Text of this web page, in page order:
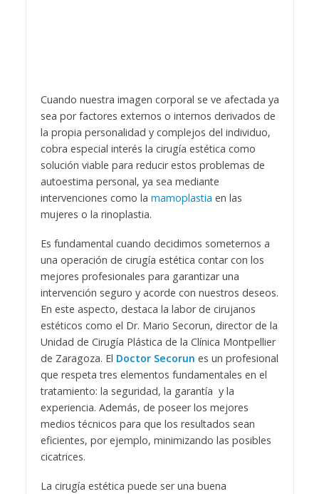
Cuando nuestra imagen corporal se ve afectada ya
sea por factores externos o internos derivados de
la propia personalidad y complejos del individuo,
cobra especial interés la cirugía estética como
solución viable para reducir estos problemas de
autoestima personal, ya sea mediante
intervenciones como la mamoplastia en las
mujeres o la rinoplastia.
Es fundamental cuando decidimos someternos a
una operación de cirugía estética contar con los
mejores profesionales para garantizar una
intervención seguro y acorde con nuestros deseos.
En este aspecto, destaca la labor de cirujanos
estéticos como el Dr. Mario Secorun, director de la
Unidad de Cirugía Plástica de la Clínica Montpellier
de Zaragoza. El Doctor Secorun es un profesional
que respeta tres elementos fundamentales en el
tratamiento: la seguridad, la garantía y la
experiencia. Además, de poseer los mejores
medios técnicos para que los resultados sean
eficientes, por ejemplo, minimizando las posibles
cicatrices.
La cirugía estética puede ser una buena